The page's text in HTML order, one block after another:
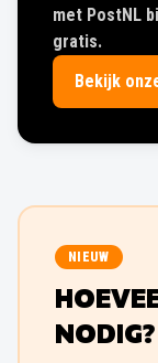
met PostNL
gratis.
Bekijk
NIEUW
NODIG?